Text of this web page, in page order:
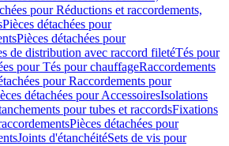
pour Réductions et raccordements,
Pièces détachées pour
Pièces détachées pour
de distribution avec raccord filetéTés pour
pour Tés pour chauffageRaccordements
pour Raccordements pour
détachées pour AccessoiresIsolations
pour tubes et raccordsFixations
Pièces détachées pour
Joints d'étanchéitéSets de vis pour